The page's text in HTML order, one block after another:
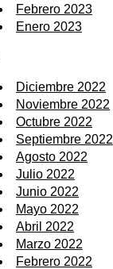
Febrero 2023
Enero 2023
Diciembre 2022
Noviembre 2022
Octubre 2022
Septiembre 2022
Agosto 2022
Julio 2022
Junio 2022
Mayo 2022
Abril 2022
Marzo 2022
Febrero 2022